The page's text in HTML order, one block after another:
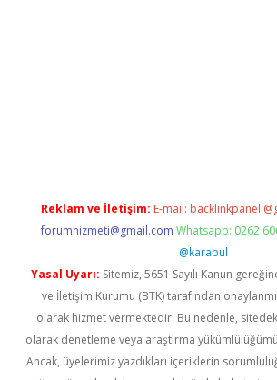
Reklam ve İletişim: E-mail:
forumhizmeti@gmail.com Whatsapp: 0262
@karabul
Yasal Uyarı: Sitemiz, 5651 Sayılı Kanun
ve İletişim Kurumu (BTK) tarafından
olarak hizmet vermektedir. Bu nedenle,
olarak denetleme veya araştırma
Ancak, üyelerimiz yazdıkları içeriklerin